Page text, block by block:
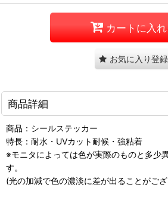
カートに入
お気に入り登録
商品詳細
商品：シールステッカー
特長：耐水・UVカット耐候・強粘着
※モニタによっては色が実際のものと多少
す。
(光の加減で色の濃淡に差が出ることがござ